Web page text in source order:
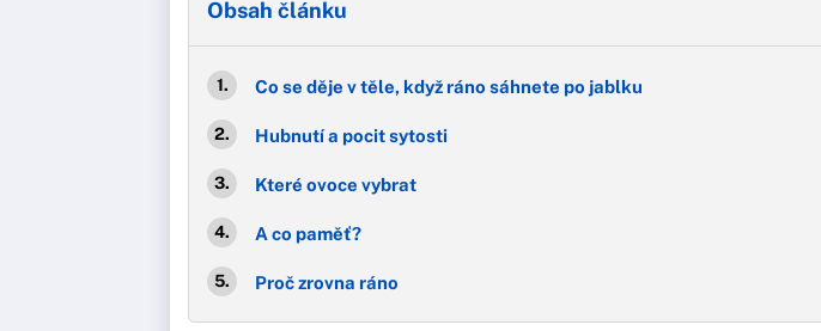
Obsah článku
Co se děje v těle, když ráno sáhnete po jablku
Hubnutí a pocit sytosti
Které ovoce vybrat
A co paměť?
Proč zrovna ráno